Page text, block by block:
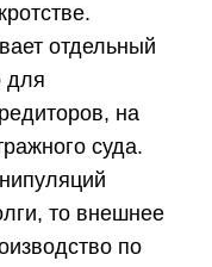
отдельный
для
на
суда.
то внешнее
по